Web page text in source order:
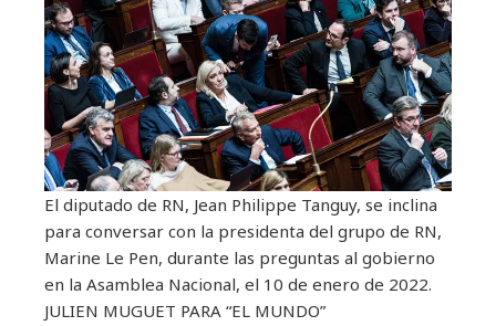
El diputado de RN, Jean Philippe Tanguy, se inclina
para conversar con la presidenta del grupo de RN,
Marine Le Pen, durante las preguntas al gobierno
en la Asamblea Nacional, el 10 de enero de 2022.
JULIEN MUGUET PARA “EL MUNDO”